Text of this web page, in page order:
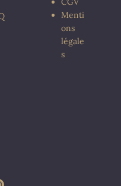
Menti
ons
légale
s